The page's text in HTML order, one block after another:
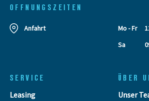
OFFNUNGSZEITEN
Anfahrt Mo - Fr
Sa
SERVICE
Leasing
ÜBER
Unser